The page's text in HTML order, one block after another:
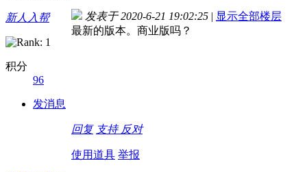
新人入帮
积分
96
发消息
发表于 2020-6-21 19:02:25 | 显示全部楼层
最新的版本。商业版吗？
回复 支持 反对
使用道具 举报